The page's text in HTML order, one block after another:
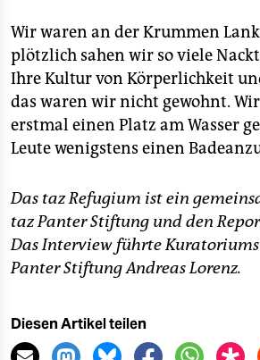
Wir waren an der Krummen
plötzlich sahen wir so viele
Ihre Kultur von Körperlichkeit
das waren wir nicht gewohnt.
erstmal einen Platz am Wasser
Leute wenigstens einen
Das taz Refugium ist ein
taz Panter Stiftung und den
Das Interview führte
Panter Stiftung Andreas Lorenz.
Diesen Artikel teilen